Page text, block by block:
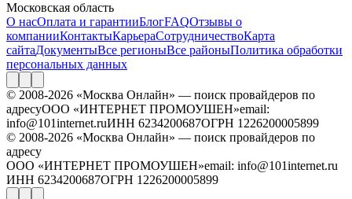
Московская область
О насОплата и гарантииБлогFAQОтзывы о
компанииКонтактыКарьераСотрудничествоКарта
сайтаДокументыВсе регионыВсе районыПолитика обработки
персональных данных
© 2008-2026 «Москва Онлайн» — поиск провайдеров по
адресуООО «ИНТЕРНЕТ ПРОМОУШЕН»email:
info@101internet.ruИНН 6234200687ОГРН 1226200005899
© 2008-2026 «Москва Онлайн» — поиск провайдеров по
адресу
ООО «ИНТЕРНЕТ ПРОМОУШЕН»email: info@101internet.ru
ИНН 6234200687ОГРН 1226200005899